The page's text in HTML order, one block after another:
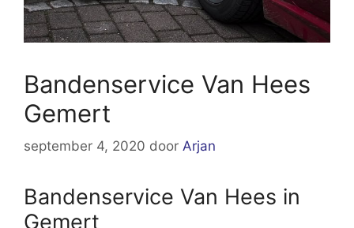
Bandenservice Van Hees
Gemert
september 4, 2020 door Arjan
Bandenservice Van Hees in
Gemert